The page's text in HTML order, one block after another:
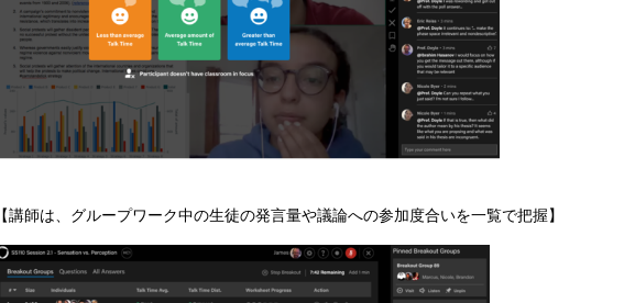
【講師は、グループワーク中の生徒の発言量や議論への参加度合いを一覧で把握】